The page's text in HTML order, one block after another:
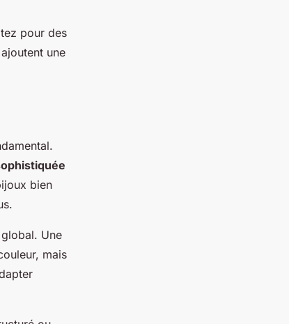
pour des
une
bien
Une
mais